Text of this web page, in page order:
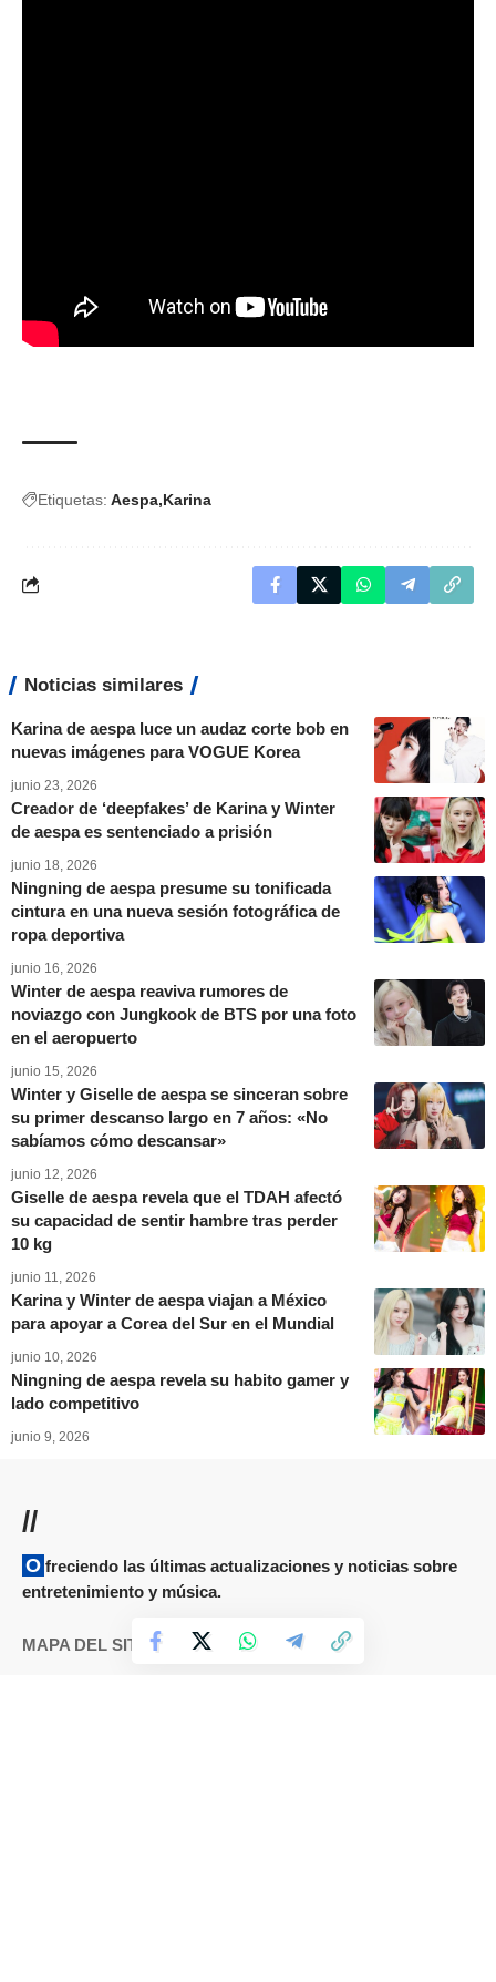
Etiquetas: Aespa Karina
Noticias similares
Karina de aespa luce un audaz corte bob en
nuevas imágenes para VOGUE Korea
junio 23, 2026
Creador de ‘deepfakes’ de Karina y Winter
de aespa es sentenciado a prisión
junio 18, 2026
Ningning de aespa presume su tonificada
cintura en una nueva sesión fotográfica de
ropa deportiva
junio 16, 2026
Winter de aespa reaviva rumores de
noviazgo con Jungkook de BTS por una foto
en el aeropuerto
junio 15, 2026
Winter y Giselle de aespa se sinceran sobre
su primer descanso largo en 7 años: «No
sabíamos cómo descansar»
junio 12, 2026
Giselle de aespa revela que el TDAH afectó
su capacidad de sentir hambre tras perder
10 kg
junio 11, 2026
Karina y Winter de aespa viajan a México
para apoyar a Corea del Sur en el Mundial
junio 10, 2026
Ningning de aespa revela su habito gamer y
lado competitivo
junio 9, 2026
//
Ofreciendo las últimas actualizaciones y noticias sobre
entretenimiento y música.
MAPA DEL SITIO